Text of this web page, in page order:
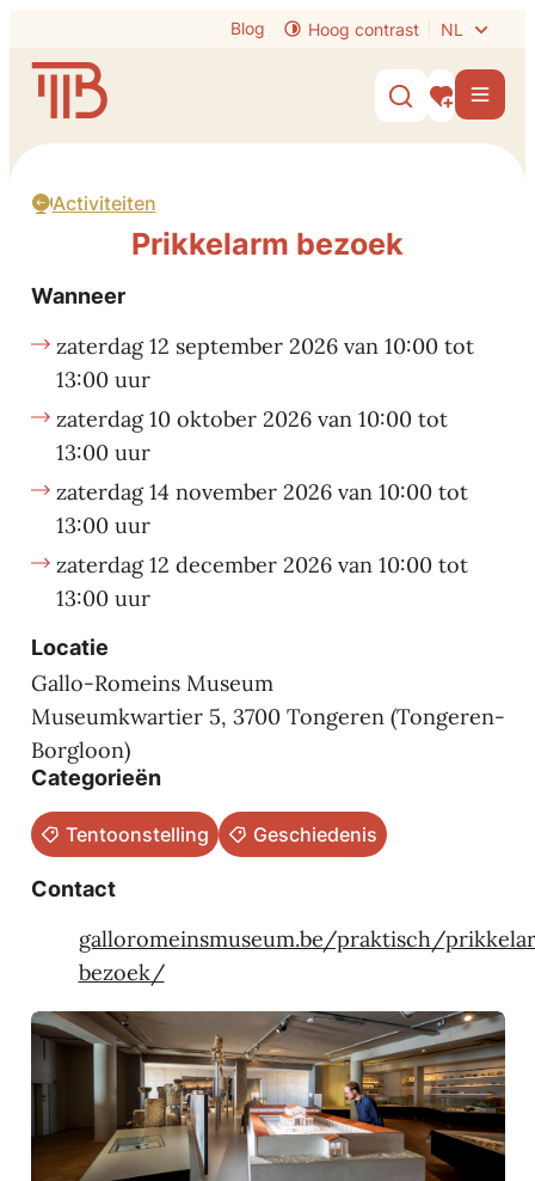
Blog Hoog contrast NL
Visit Tongeren-Borgloon
Zoek tonen
Mijn Menu
Activiteiten
Prikkelarm bezoek
Wanneer
zaterdag 12 september 2026 van 10:00 tot
13:00 uur
zaterdag 10 oktober 2026 van 10:00 tot
13:00 uur
zaterdag 14 november 2026 van 10:00 tot
13:00 uur
zaterdag 12 december 2026 van 10:00 tot
13:00 uur
Locatie
Gallo-Romeins Museum
Museumkwartier 5, 3700 Tongeren (Tongeren-
Borgloon)
Categorieën
Tentoonstelling Geschiedenis
Contact
Websitegalloromeinsmuseum.be/praktisch/
bezoek/